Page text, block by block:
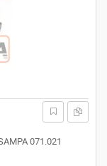
071.021